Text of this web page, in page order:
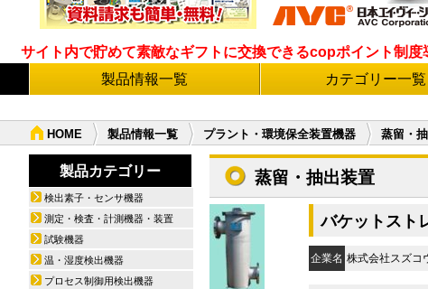
サイト内で貯めて素敵なギフトに交換できるcopポイント制
製品情報一覧
カテゴリー一覧
HOME 製品情報一覧 プラント・環境保全装置機器 蒸留・
蒸留・抽出装置
バケットスト
企業名 株式会社スズコ
製品カテゴリー
検出素子・センサ機器
測定・検査・計測機器・装置
試験機器
温・湿度検出機器
プロセス制御用検出機器